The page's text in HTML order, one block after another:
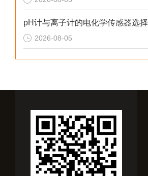
pH计与离子计的电化学传感器选择
2026-08-05